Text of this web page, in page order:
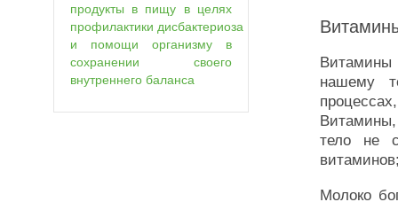
продукты в пищу в целях
профилактики дисбактериоза
и помощи организму в
сохранении своего
внутреннего баланса
Витамины
нашему
тело не
Молоко